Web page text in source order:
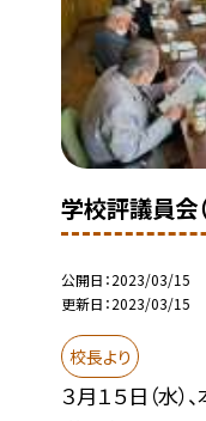
学校評議員会
公開日 2023/03/15
更新日 2023/03/15
校長より
３月１５日（水